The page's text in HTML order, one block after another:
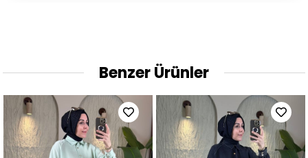
Benzer Ürünler